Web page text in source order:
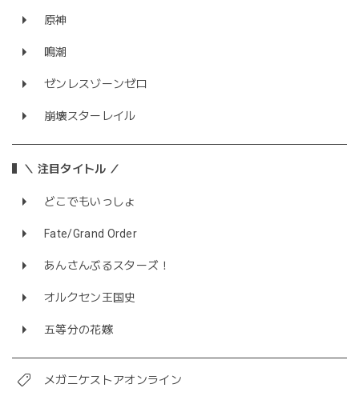
原神
鳴潮
ゼンレスゾーンゼロ
崩壊スターレイル
＼ 注目タイトル ／
どこでもいっしょ
Fate/Grand Order
あんさんぶるスターズ！
オルクセン王国史
五等分の花嫁
メガニケストアオンライン